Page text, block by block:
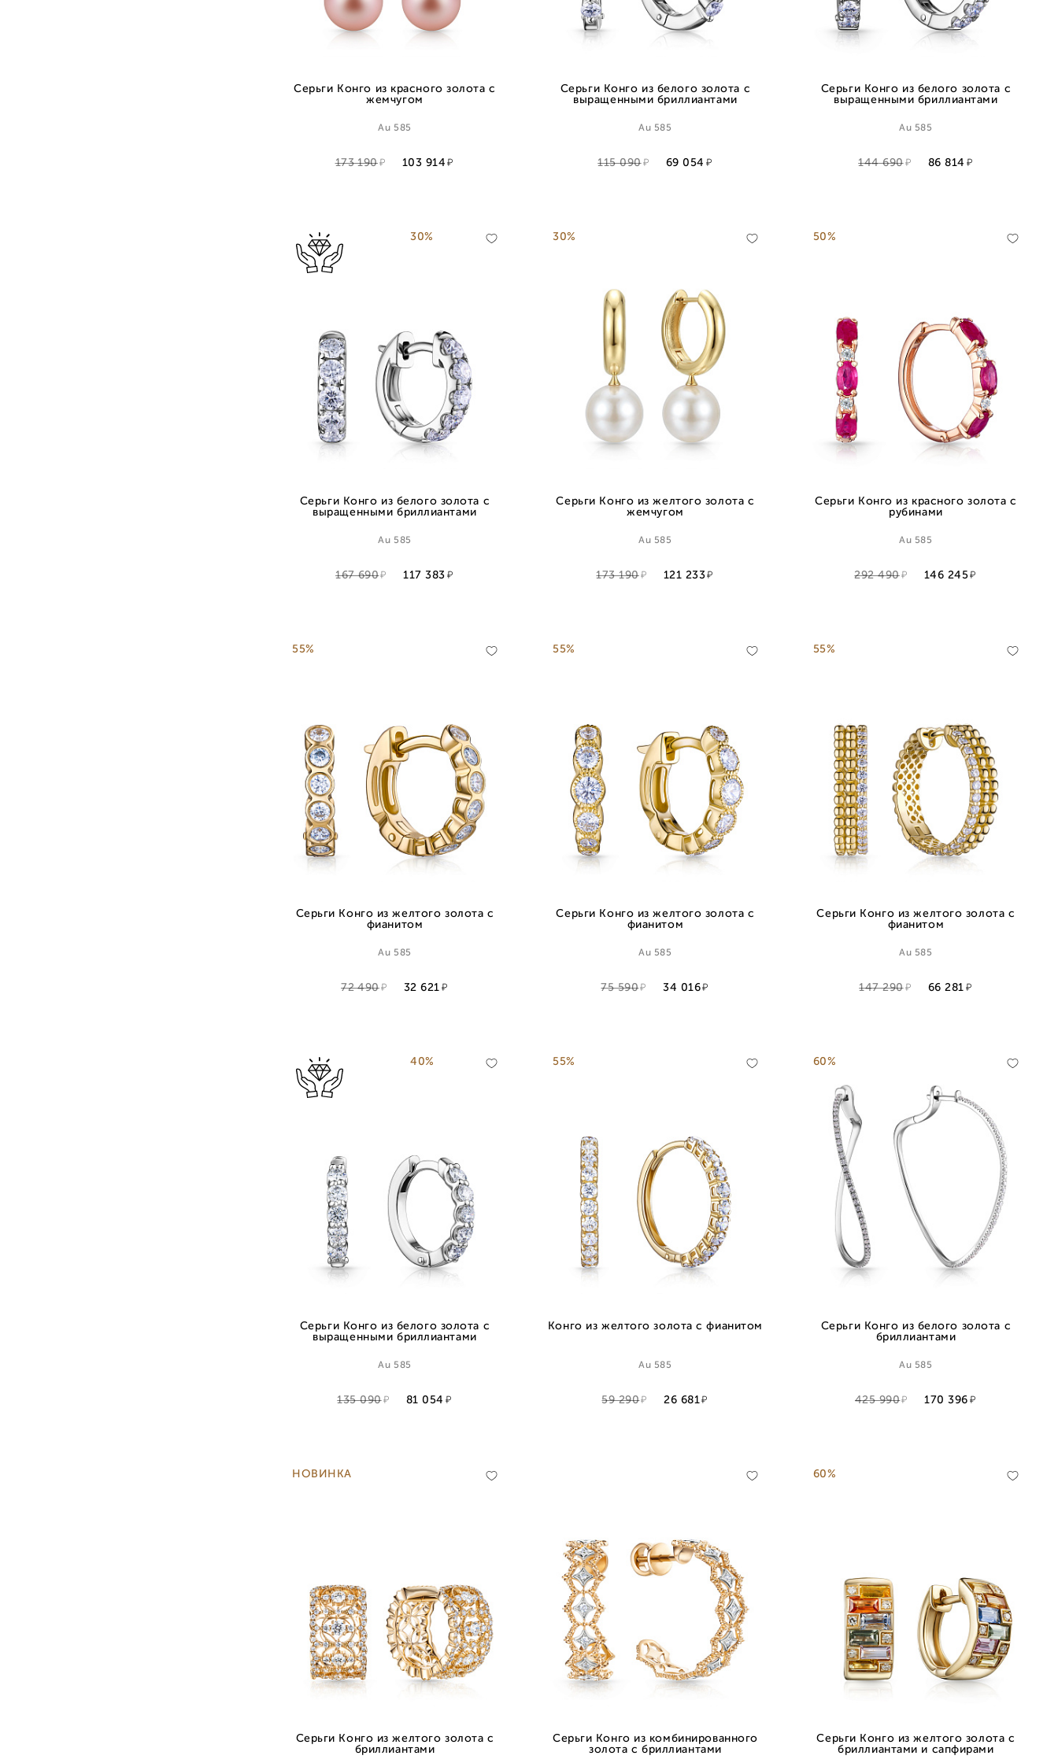
Серьги Конго из красного золота с
жемчугом
Au 585
173 190 103 914
Серьги Конго из белого золота с
выращенными бриллиантами
Au 585
115 090 69 054
Серьги Конго из белого золота с
выращенными бриллиантами
Au 585
144 690 86 814
30%
Серьги Конго из белого золота с
выращенными бриллиантами
Au 585
167 690 117 383
30%
Серьги Конго из желтого золота с
жемчугом
Au 585
173 190 121 233
50%
Серьги Конго из красного золота с
рубинами
Au 585
292 490 146 245
55%
Серьги Конго из желтого золота с
фианитом
Au 585
72 490 32 621
55%
Серьги Конго из желтого золота с
фианитом
Au 585
75 590 34 016
55%
Серьги Конго из желтого золота с
фианитом
Au 585
147 290 66 281
40%
Серьги Конго из белого золота с
выращенными бриллиантами
Au 585
135 090 81 054
55%
Конго из желтого золота с фианитом
Au 585
59 290 26 681
60%
Серьги Конго из белого золота с
бриллиантами
Au 585
425 990 170 396
НОВИНКА
Серьги Конго из желтого золота с
бриллиантами
Серьги Конго из комбинированного
золота с бриллиантами
60%
Серьги Конго из желтого золота с
бриллиантами и сапфирами